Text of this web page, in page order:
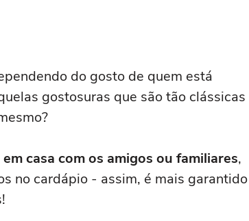
do gosto de quem está
gostosuras que são tão clássicas
casa com os amigos ou familiares,
no cardápio - assim, é mais garantido